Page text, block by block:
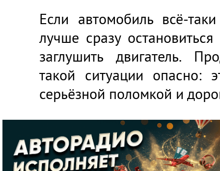
Если автомобиль всё-
лучше сразу
заглушить двигатель.
такой ситуации опасно:
серьёзной поломкой и